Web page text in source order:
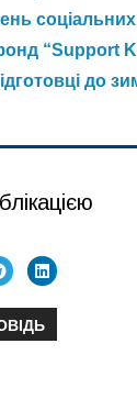
“Support
до